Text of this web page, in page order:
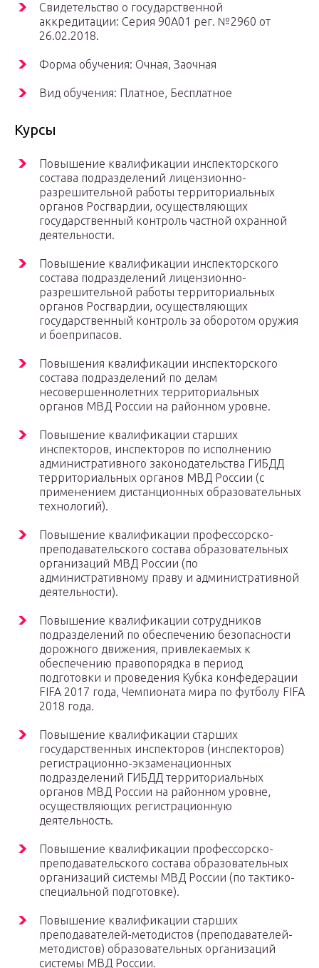
Свидетельство о государственной
аккредитации: Серия 90А01 рег. №2960 от
26.02.2018.
Форма обучения: Очная, Заочная
Вид обучения: Платное, Бесплатное
Курсы
Повышение квалификации инспекторского
состава подразделений лицензионно-
разрешительной работы территориальных
органов Росгвардии, осуществляющих
государственный контроль частной охранной
деятельности.
Повышение квалификации инспекторского
состава подразделений лицензионно-
разрешительной работы территориальных
органов Росгвардии, осуществляющих
государственный контроль за оборотом оружия
и боеприпасов.
Повышения квалификации инспекторского
состава подразделений по делам
несовершеннолетних территориальных
органов МВД России на районном уровне.
Повышение квалификации старших
инспекторов, инспекторов по исполнению
административного законодательства ГИБДД
территориальных органов МВД России (с
применением дистанционных образовательных
технологий).
Повышение квалификации профессорско-
преподавательского состава образовательных
организаций МВД России (по
административному праву и административной
деятельности).
Повышение квалификации сотрудников
подразделений по обеспечению безопасности
дорожного движения, привлекаемых к
обеспечению правопорядка в период
подготовки и проведения Кубка конфедерации
FIFA 2017 года, Чемпионата мира по футболу FIFA
2018 года.
Повышение квалификации старших
государственных инспекторов (инспекторов)
регистрационно-экзаменационных
подразделений ГИБДД территориальных
органов МВД России на районном уровне,
осуществляющих регистрационную
деятельность.
Повышение квалификации профессорско-
преподавательского состава образовательных
организаций системы МВД России (по тактико-
специальной подготовке).
Повышение квалификации старших
преподавателей-методистов (преподавателей-
методистов) образовательных организаций
системы МВД России.